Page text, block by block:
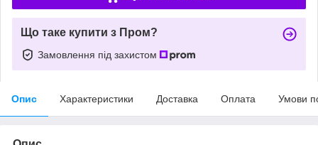
Що таке купити з Пром?
Замовлення під захистом
Опис Характеристики Доставка Оплата Умови